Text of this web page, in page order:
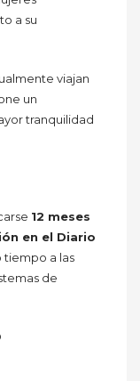
a su
viajan
un
tranquilidad
12 meses
en el Diario
tiempo a las
de